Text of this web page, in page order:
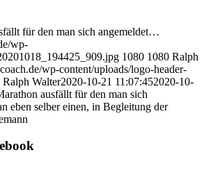
für den man sich angemeldet…
wp-
1080 1080 Ralph
wp-content/uploads/logo-header-
Ralph Walter2020-10-21 11:07:452020-10-
ausfällt für den man sich
eben selber einen, in Begleitung der